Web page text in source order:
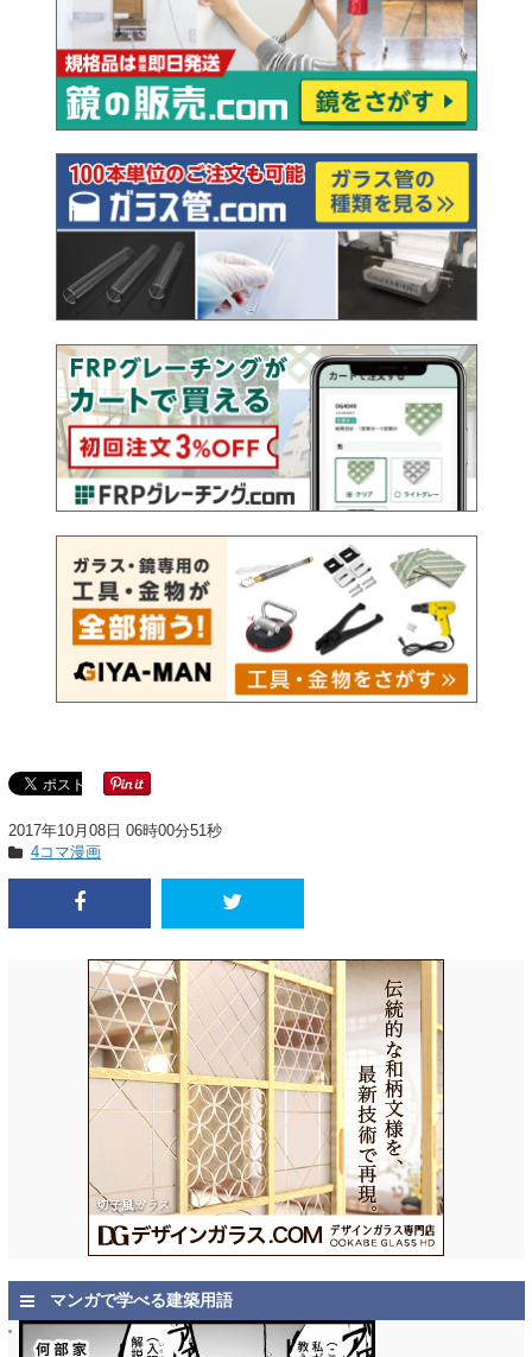
2017年10月08日 06時00分51秒
4コマ漫画
マンガで学べる建築用語